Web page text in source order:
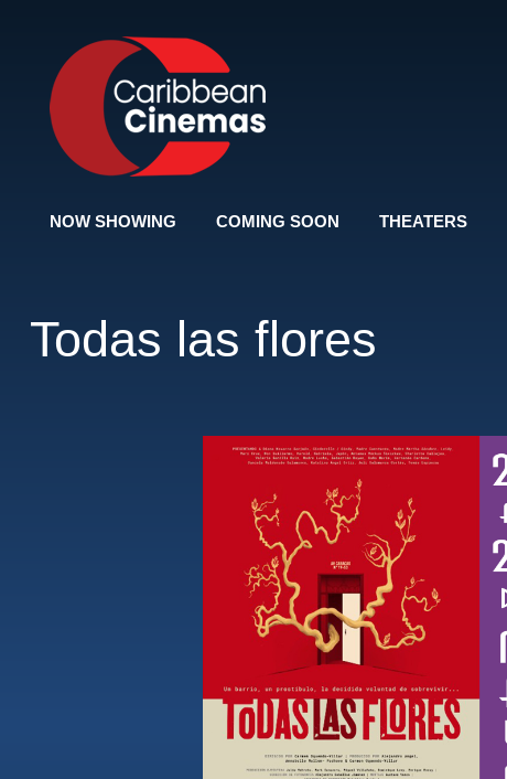
NOW SHOWING COMING SOON THEATERS
Todas las flores